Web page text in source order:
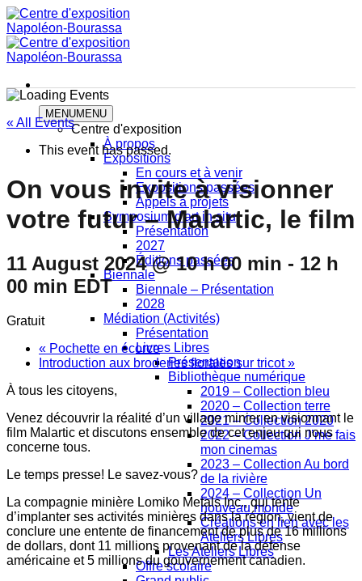
Skip
to
content
MENUMENU
Centre d'exposition
À propos
Expositions
En cours et à venir
Expositions passées
Appels à projets
Symposium d'art in situ
Présentation
2027
Éditions passées
Biennale
Biennale – Présentation
2028
Médiation (Activités)
Présentation
Livres Libres
Présentation
Bibliothèque numérique
2019 – Collection bleu
2020 – Collection terre
2021 – Collection 2020
2022 – Collection J’me fais
mon cinemas
2023 – Collection Au bord
de la rivière
2024 – Collection Un
nouveau monde
Créations en lien avec les
Ateliers Libres
Les Ateliers Libres
Offre scolaire
« All Events
This event has passed.
On vous invite à visionner
votre futur – Malartic, le film
11 August 2024 @ 10 h 00 min - 12 h
00 min EDT
Gratuit
« Pochette en écorce
Introduction aux broderies florales sur tricot»
À tous les citoyens,
Venez découvrir la réalité d’un village minier en visionnant le
film Malartic et discutons ensemble de cet enjeu qui nous
concerne tous.
Le temps presse! Le savez-vous?
La compagnie minière Lomiko Metals Inc., qui tente
d’implanter ses activités minières dans la région, vient de
conclure une entente de financement de plus de 16 millions
de dollars, dont 11 millions provenant de la défense
américaine et 5 millions du gouvernement canadien.